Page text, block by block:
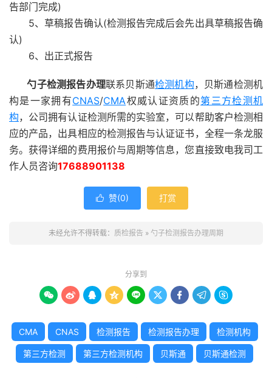
告部门完成)
5、草稿报告确认(检测报告完成后会先出具草稿报告确
认)
6、出正式报告
勺子检测报告办理联系贝斯通检测机构，贝斯通检测机
构是一家拥有CNAS/CMA权威认证资质的第三方检测机
构，公司拥有认证检测所需的实验室，可以帮助客户检测相
应的产品，出具相应的检测报告与认证证书，全程一条龙服
务。获得详细的费用报价与周期等信息，您直接致电我司工
作人员咨询17688901138
 赞(0) 打赏
未经允许不得转载： 质检报告 » 勺子检测报告办理周期
分享到
        
CMA CNAS 检测报告 检测报告办理 检测机构
第三方检测 第三方检测机构 贝斯通 贝斯通检测